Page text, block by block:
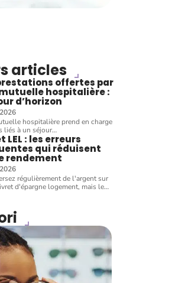
articles
offertes par
hospitalière :
d’horizon
hospitalière prend en charge
liés à un séjour…
LEL : les erreurs
qui réduisent
rendement
régulièrement de l'argent sur
d'épargne logement, mais le…